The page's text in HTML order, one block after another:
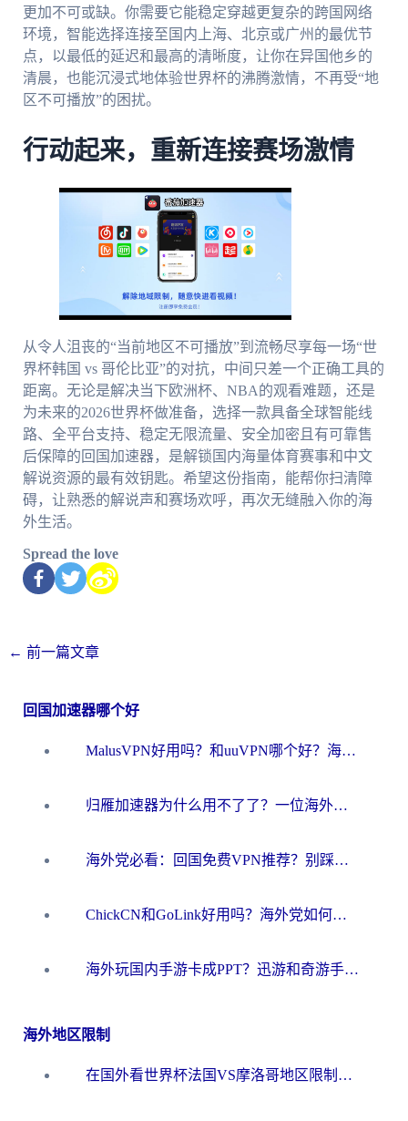
更加不可或缺。你需要它能稳定穿越更复杂的跨国网络
环境，智能选择连接至国内上海、北京或广州的最优节
点，以最低的延迟和最高的清晰度，让你在异国他乡的
清晨，也能沉浸式地体验世界杯的沸腾激情，不再受“地
区不可播放”的困扰。
行动起来，重新连接赛场激情
从令人沮丧的“当前地区不可播放”到流畅尽享每一场“世
界杯韩国 vs 哥伦比亚”的对抗，中间只差一个正确工具的
距离。无论是解决当下欧洲杯、NBA的观看难题，还是
为未来的2026世界杯做准备，选择一款具备全球智能线
路、全平台支持、稳定无限流量、安全加密且有可靠售
后保障的回国加速器，是解锁国内海量体育赛事和中文
解说资源的最有效钥匙。希望这份指南，能帮你扫清障
碍，让熟悉的解说声和赛场欢呼，再次无缝融入你的海
外生活。
Spread the love
← 前一篇文章
回国加速器哪个好
MalusVPN好用吗？和uuVPN哪个好？海外党无缝访问国内资源的真实对比与选择指南
归雁加速器为什么用不了了？一位海外游子的真实困惑与技术解答
海外党必看：回国免费VPN推荐？别踩坑！教你选对加速器无缝刷国内资源
ChickCN和GoLink好用吗？海外党如何选对回国加速器
海外玩国内手游卡成PPT？迅游和奇游手游哪个好？一篇讲透回国加速器怎么选
海外地区限制
在国外看世界杯法国VS摩洛哥地区限制？这篇指南让你流畅看中文解说无压力